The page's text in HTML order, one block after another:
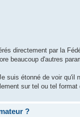
directement par la
beaucoup d'autres
suis étonné de voir
sur tel ou tel format
?